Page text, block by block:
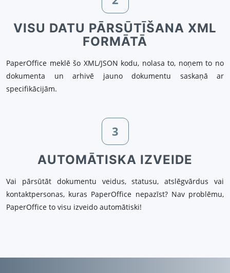
VISU DATU PĀRSŪTĪŠANA XML
FORMĀTĀ
PaperOffice meklē šo XML/JSON kodu, nolasa to, noņem to no
dokumenta un arhivē jauno dokumentu saskaņā ar
specifikācijām.
3
AUTOMĀTISKA IZVEIDE
Vai pārsūtāt dokumentu veidus, statusu, atslēgvārdus vai
kontaktpersonas, kuras PaperOffice nepazīst? Nav problēmu,
PaperOffice to visu izveido automātiski!